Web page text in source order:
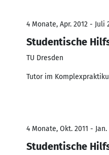
4 Monate, Apr. 2012 - Juli
Studentische
TU Dresden
Tutor im
4 Monate, Okt. 2011 - Jan.
Studentische